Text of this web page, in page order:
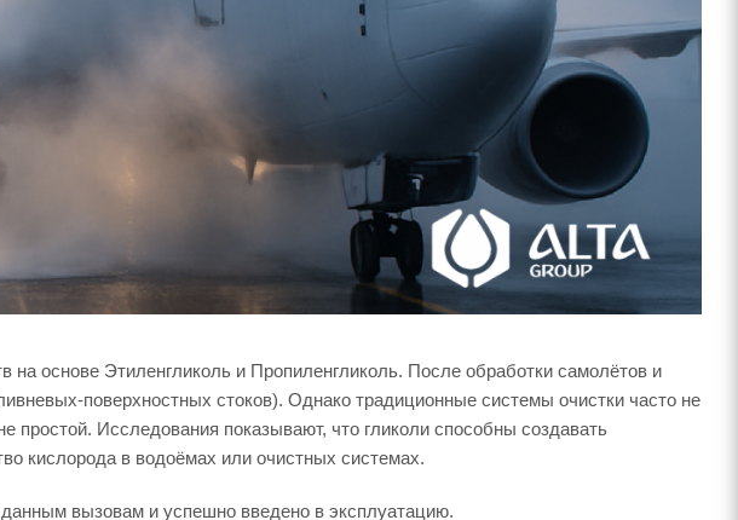
основе Этиленгликоль и Пропиленгликоль. После обработки самолётов и
поверхностных стоков). Однако традиционные системы очистки часто не
простой. Исследования показывают, что гликоли способны создавать
кислорода в водоёмах или очистных системах.
вызовам и успешно введено в эксплуатацию.